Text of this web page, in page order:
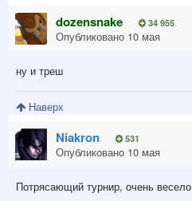
dozensnake 34 955
Опубликовано 10 мая
ну и треш
Наверх
Niakron 531
Опубликовано 10 мая
Потрясающий турнир, очень весело